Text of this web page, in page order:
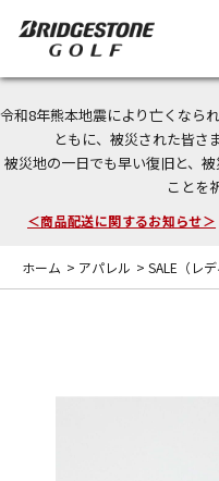
令和8年熊本地震により亡くなら
ともに、被災された皆さ
被災地の一日でも早い復旧と、
ことを
＜夏季休暇中のご注文・発送
今なら新規会員登録で1,000円
＜商品配送に関するお知らせ＞
ホーム > アパレル > SALE（レデ